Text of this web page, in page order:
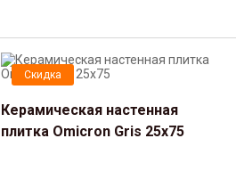
Скидка
Керамическая настенная
плитка Omicron Gris 25x75